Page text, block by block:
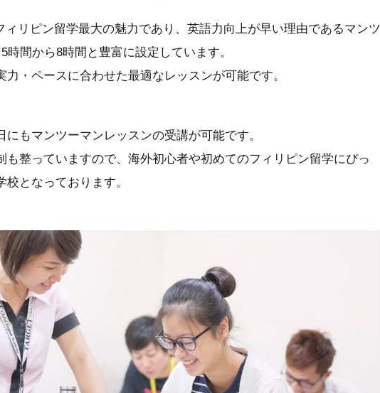
ィリピン留学最大の魅力であり、英語力向上が早い理由であるマンツ
時間から8時間と豊富に設定しています。
力・ペースに合わせた最適なレッスンが可能です。
にもマンツーマンレッスンの受講が可能です。
も整っていますので、海外初心者や初めてのフィリピン留学にぴっ
校となっております。